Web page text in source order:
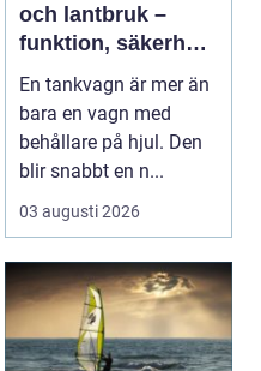
och lantbruk –
funktion, säkerhet
och smarta val
En tankvagn är mer än
bara en vagn med
behållare på hjul. Den
blir snabbt en n...
03 augusti 2026